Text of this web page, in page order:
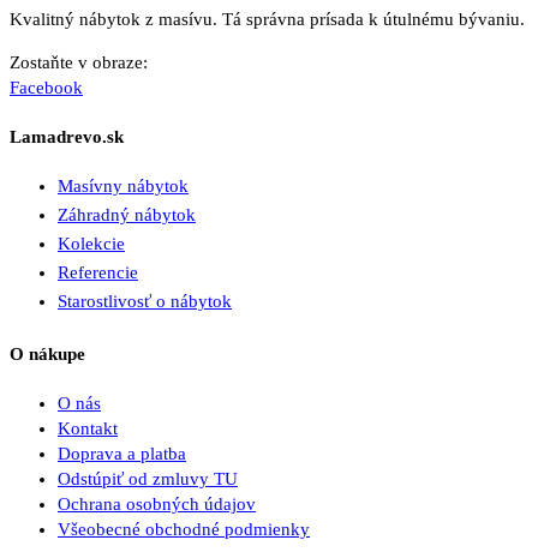
Kvalitný nábytok z masívu. Tá správna prísada k útulnému bývaniu.
Zostaňte v obraze:
Facebook
Lamadrevo.sk
Masívny nábytok
Záhradný nábytok
Kolekcie
Referencie
Starostlivosť o nábytok
O nákupe
O nás
Kontakt
Doprava a platba
Odstúpiť od zmluvy TU
Ochrana osobných údajov
Všeobecné obchodné podmienky